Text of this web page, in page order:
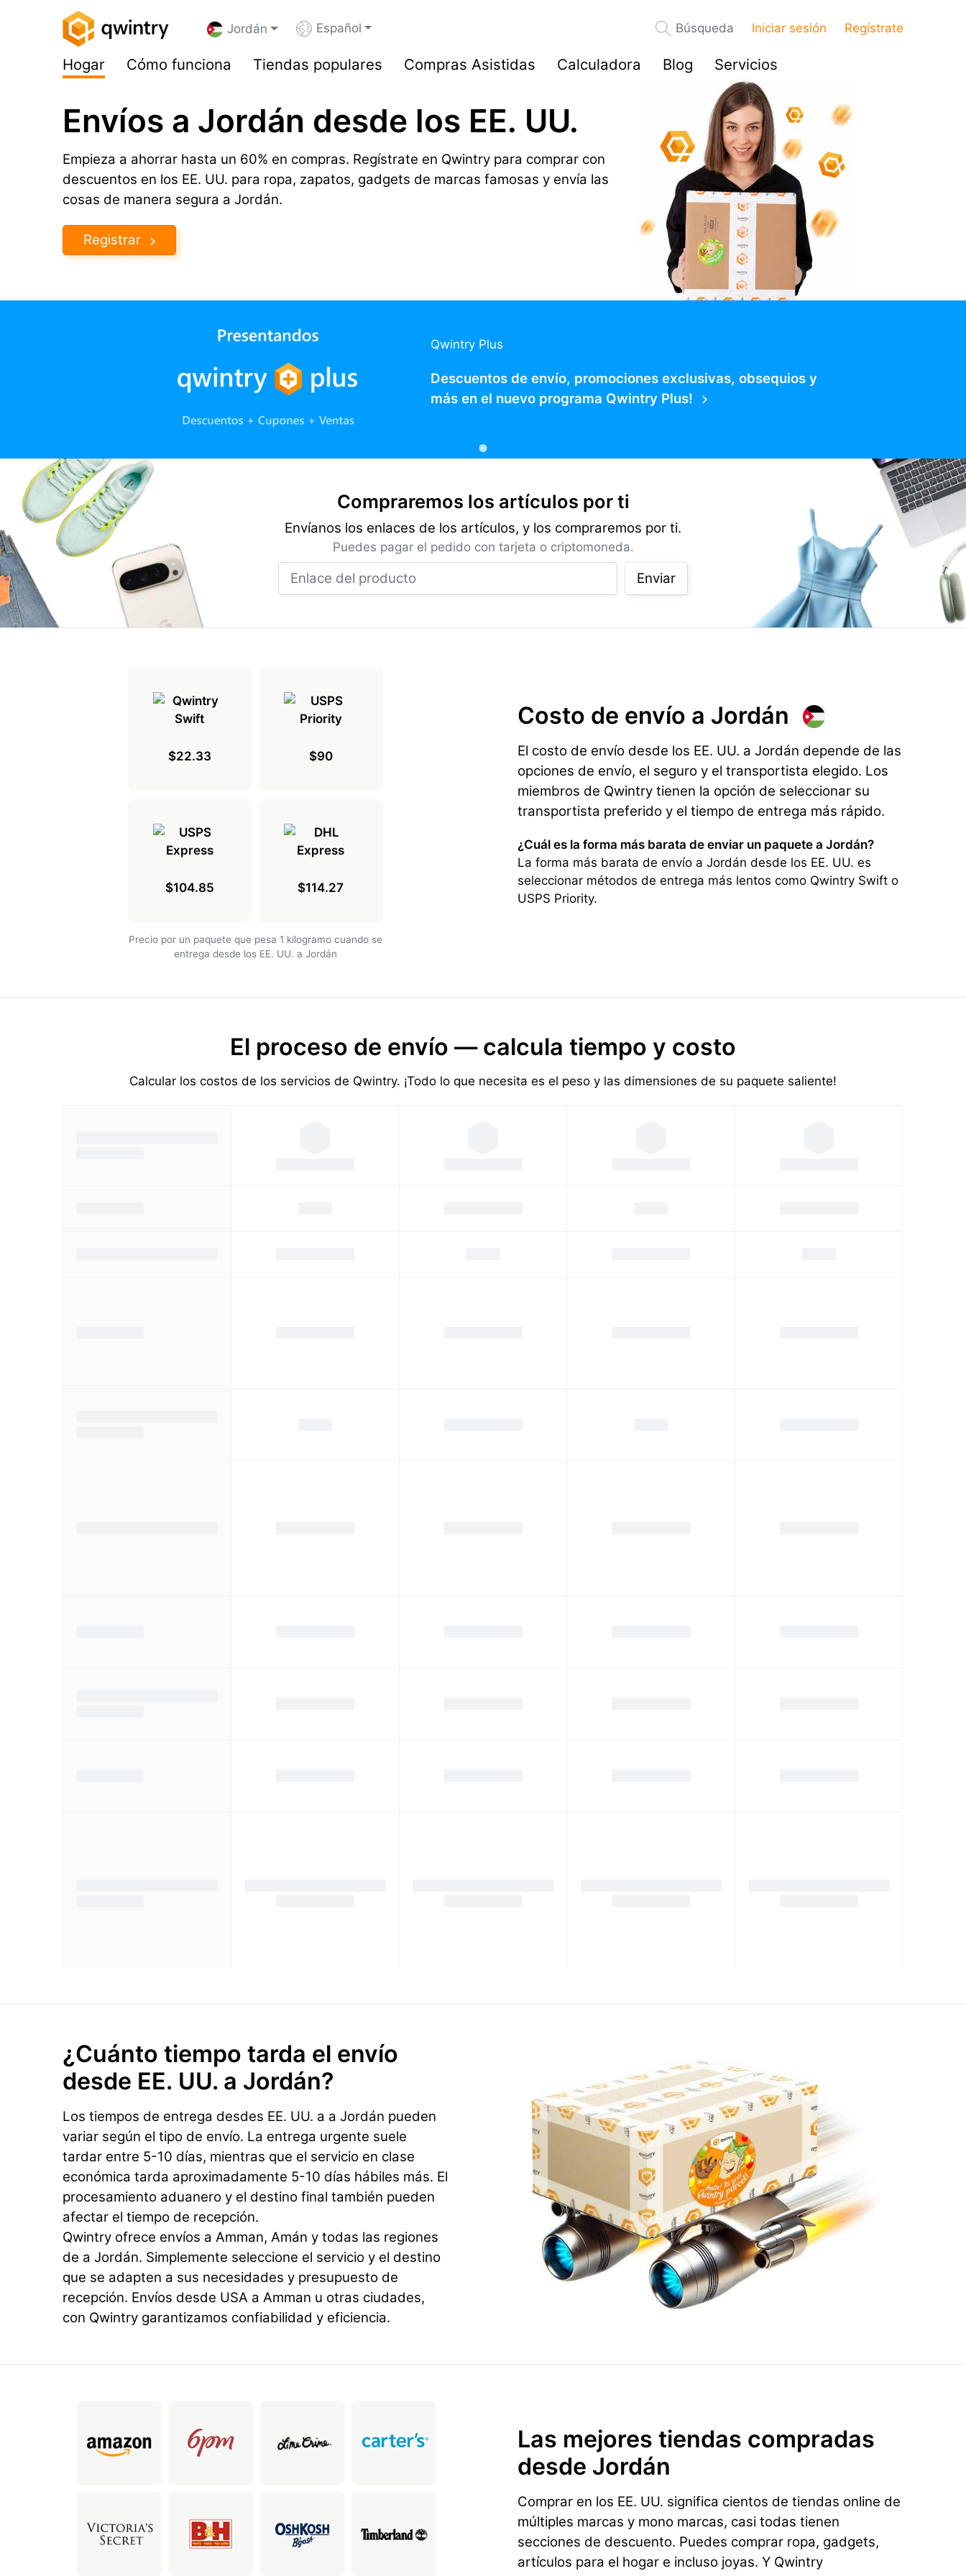
Jordán Español Búsqueda Iniciar sesión Regístrate
Hogar Cómo funciona Tiendas populares Compras Asistidas Calculadora Blog Servicios
Envíos a Jordán desde los EE. UU.
Empieza a ahorrar hasta un 60% en compras. Regístrate en Qwintry para comprar con
descuentos en los EE. UU. para ropa, zapatos, gadgets de marcas famosas y envía las
cosas de manera segura a Jordán.
Registrar
Qwintry Plus
Descuentos de envío, promociones exclusivas, obsequios y
más en el nuevo programa Qwintry Plus!
Compraremos los artículos por ti
Envíanos los enlaces de los artículos, y los compraremos por ti.
Puedes pagar el pedido con tarjeta o criptomoneda.
Enviar
Costo de envío a Jordán
El costo de envío desde los EE. UU. a Jordán depende de las
opciones de envío, el seguro y el transportista elegido. Los
miembros de Qwintry tienen la opción de seleccionar su
transportista preferido y el tiempo de entrega más rápido.
¿Cuál es la forma más barata de enviar un paquete a Jordán?
La forma más barata de envío a Jordán desde los EE. UU. es
seleccionar métodos de entrega más lentos como Qwintry Swift o
USPS Priority.
$22.33 $90
$104.85 $114.27
Precio por un paquete que pesa 1 kilogramo cuando se
entrega desde los EE. UU. a Jordán
El proceso de envío — calcula tiempo y costo
Calcular los costos de los servicios de Qwintry. ¡Todo lo que necesita es el peso y las dimensiones de su paquete saliente!
¿Cuánto tiempo tarda el envío
desde EE. UU. a Jordán?
Los tiempos de entrega desdes EE. UU. a a Jordán pueden
variar según el tipo de envío. La entrega urgente suele
tardar entre 5-10 días, mientras que el servicio en clase
económica tarda aproximadamente 5-10 días hábiles más. El
procesamiento aduanero y el destino final también pueden
afectar el tiempo de recepción.
Qwintry ofrece envíos a Amman, Amán y todas las regiones
de a Jordán. Simplemente seleccione el servicio y el destino
que se adapten a sus necesidades y presupuesto de
recepción. Envíos desde USA a Amman u otras ciudades,
con Qwintry garantizamos confiabilidad y eficiencia.
Las mejores tiendas compradas
desde Jordán
Comprar en los EE. UU. significa cientos de tiendas online de
múltiples marcas y mono marcas, casi todas tienen
secciones de descuento. Puedes comprar ropa, gadgets,
artículos para el hogar e incluso joyas. Y Qwintry